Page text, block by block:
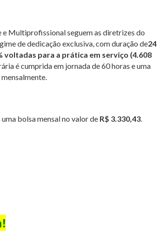
e Multiprofissional seguem as diretrizes do
de dedicação exclusiva, com duração de24
voltadas para a prática em serviço (4.608
é cumprida em jornada de 60 horas e uma
bolsa mensal no valor de R$ 3.330,43.